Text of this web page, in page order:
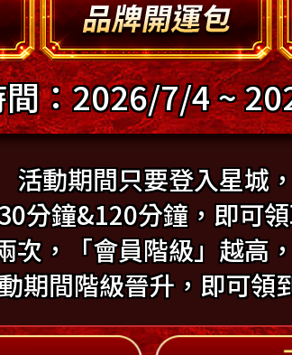
間：2026/7/4 ~
活動期間只要登入星城，
分鐘&120分鐘，即可領
次，「會員階級」越高
期間階級晉升，即可領
際-星城
多人連線